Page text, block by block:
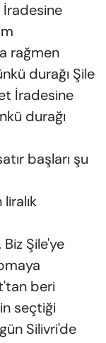
rağmen
durağı Şile
İradesine
durağı
başları şu
Şile'ye
beri
seçtiği
Silivri'de